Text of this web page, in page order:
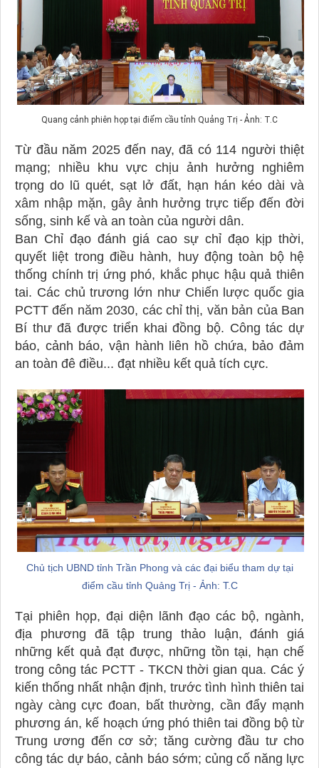
Quang cảnh phiên họp tại điểm cầu tỉnh Quảng Trị - Ảnh: T.C
Từ đầu năm 2025 đến nay, đã có 114 người thiệt
mạng; nhiều khu vực chịu ảnh hưởng nghiêm
trọng do lũ quét, sạt lở đất, hạn hán kéo dài và
xâm nhập mặn, gây ảnh hưởng trực tiếp đến đời
sống, sinh kế và an toàn của người dân.
Ban Chỉ đạo đánh giá cao sự chỉ đạo kịp thời,
quyết liệt trong điều hành, huy động toàn bộ hệ
thống chính trị ứng phó, khắc phục hậu quả thiên
tai. Các chủ trương lớn như Chiến lược quốc gia
PCTT đến năm 2030, các chỉ thị, văn bản của Ban
Bí thư đã được triển khai đồng bộ. Công tác dự
báo, cảnh báo, vận hành liên hồ chứa, bảo đảm
an toàn đê điều... đạt nhiều kết quả tích cực.
Chủ tịch UBND tỉnh Trần Phong và các đại biểu tham dự tại
điểm cầu tỉnh Quảng Trị - Ảnh: T.C
Tại phiên họp, đại diện lãnh đạo các bộ, ngành,
địa phương đã tập trung thảo luận, đánh giá
những kết quả đạt được, những tồn tại, hạn chế
trong công tác PCTT - TKCN thời gian qua. Các ý
kiến thống nhất nhận định, trước tình hình thiên tai
ngày càng cực đoan, bất thường, cần đẩy mạnh
phương án, kế hoạch ứng phó thiên tai đồng bộ từ
Trung ương đến cơ sở; tăng cường đầu tư cho
công tác dự báo, cảnh báo sớm; củng cố năng lực